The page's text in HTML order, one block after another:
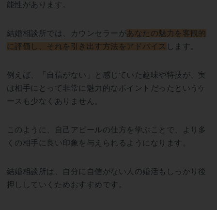
能性があります。
結婚相談所では、カウンセラーがあなたの魅力を客観的
に評価し、それを引き出す方法をアドバイス します。
例えば、「自信がない」と感じていた趣味や特技が、実
は相手にとって非常に魅力的なポイントだったというケ
ースも少なくありません。
このように、自己アピールの仕方を学ぶことで、より多
くの相手に良い印象を与えられるようになります。
結婚相談所は、自分に自信がない人の婚活もしっかり後
押ししていくためおすすめです。